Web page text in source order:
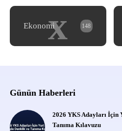
x
Ekonomi 148
Günün Haberleri
2026 YKS Adayları İçin
Tanıma Kılavuzu